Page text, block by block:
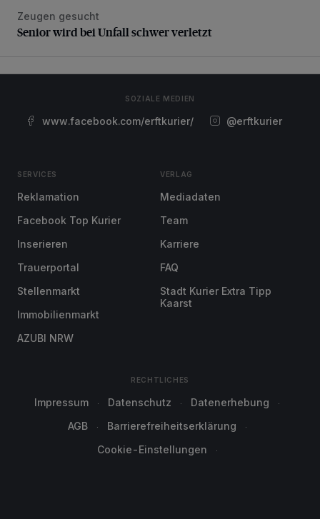
Senior wird bei Unfall schwer verletzt
Zeugen gesucht
Senior wird bei Unfall schwer verletzt
SOZIALE MEDIEN
www.facebook.com/erftkurier/ @erftkurier
SERVICES
Reklamation
Facebook Top Kurier
Inserieren
Trauerportal
Stellenmarkt
Immobilienmarkt
AZUBI NRW
VERLAG
Mediadaten
Team
Karriere
FAQ
Stadt Kurier Extra Tipp
Kaarst
RECHTLICHES
Impressum Datenschutz
Datenerhebung
AGB
Barrierefreiheitserklärung
Cookie-Einstellungen